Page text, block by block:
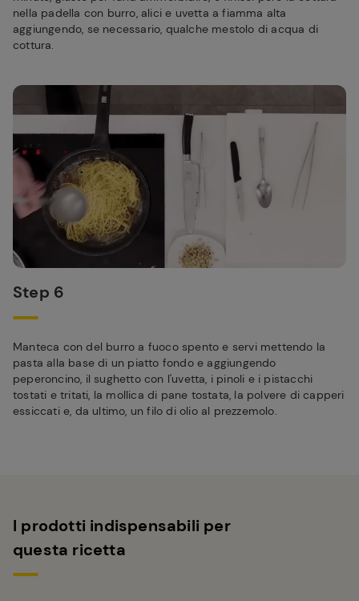
nella padella con burro, alici e uvetta a fiamma alta
aggiungendo, se necessario, qualche mestolo di acqua di
cottura.
Step 6
Manteca con del burro a fuoco spento e servi mettendo la
pasta alla base di un piatto fondo e aggiungendo
peperoncino, il sughetto con l'uvetta, i pinoli e i pistacchi
tostati e tritati, la mollica di pane tostata, la polvere di capperi
essiccati e, da ultimo, un filo di olio al prezzemolo.
I prodotti indispensabili per
questa ricetta